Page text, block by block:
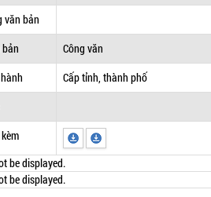
văn bản
Công văn
Cấp tỉnh, thành phố
be displayed.
be displayed.